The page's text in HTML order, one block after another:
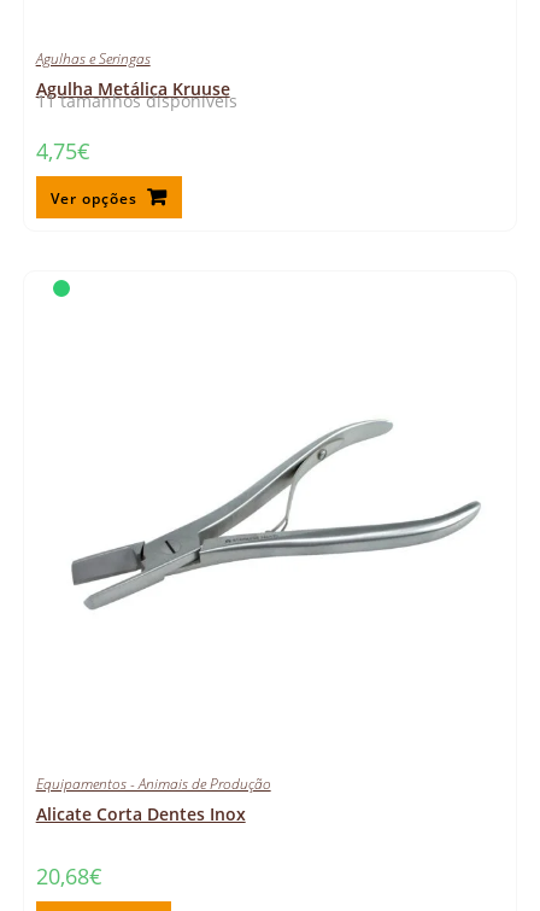
11 tamanhos disponíveis
Agulhas e Seringas
Agulha Metálica Kruuse
4,75€
Ver opções
Equipamentos - Animais de Produção
Alicate Corta Dentes Inox
20,68€